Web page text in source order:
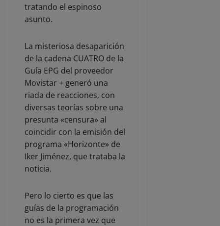
tratando el espinoso
asunto.
La misteriosa desaparición
de la cadena CUATRO de la
Guía EPG del proveedor
Movistar + generó una
riada de reacciones, con
diversas teorías sobre una
presunta «censura» al
coincidir con la emisión del
programa «Horizonte» de
Iker Jiménez, que trataba la
noticia.
Pero lo cierto es que las
guías de la programación
no es la primera vez que